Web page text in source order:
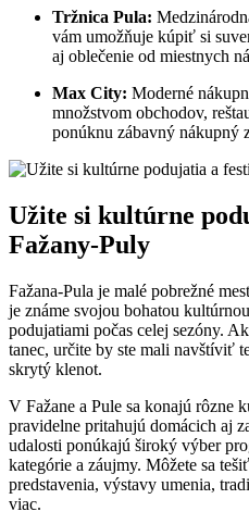
Tržnica Pula:
vám umožňuje kúpiť si
aj oblečenie od miestnych
Max City: Moderné
množstvom obchodov,
ponúknu zábavný nákupný
Užite si kultúrne
Fažany-Puly
Fažana-Pula je malé pobrežné
je známe svojou bohatou
podujatiami počas celej sezóny.
tanec, určite by ste mali navštíviť
skrytý klenot.
V Fažane a Pule sa konajú rôzne
pravidelne pritahujú domácich aj
udalosti ponúkajú široký výber
kategórie a záujmy. Môžete sa
predstavenia, výstavy umenia,
viac.